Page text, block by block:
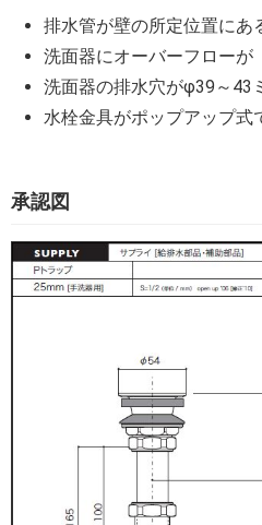
排水管が壁の所定位置にあ
洗面器にオーバーフローが
洗面器の排水穴がφ39～43
水栓金具がポップアップ式
承認図